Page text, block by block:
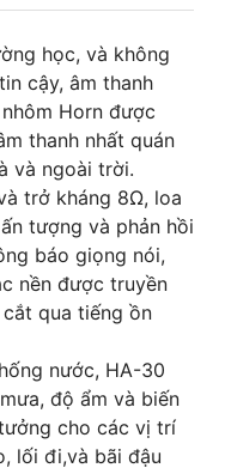
học, và không
cậy, âm thanh
Horn được
thanh nhất quán
và ngoài trời.
trở kháng 8Ω, loa
tượng và phản hồi
báo giọng nói,
nền được truyền
qua tiếng ồn
nước, HA-30
độ ẩm và biến
cho các vị trí
lối đi,và bãi đậu